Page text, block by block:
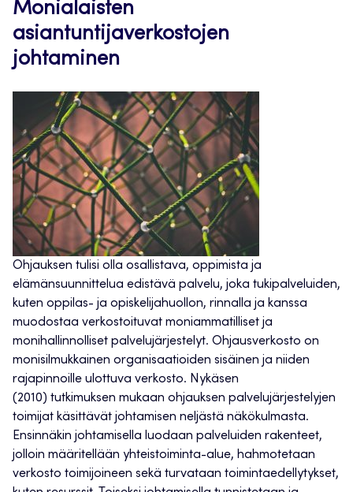
Monialaisten
asiantuntijaverkostojen
johtaminen
Ohjauksen tulisi olla osallistava, oppimista ja
elämänsuunnittelua edistävä palvelu, joka tukipalveluiden,
kuten oppilas- ja opiskelijahuollon, rinnalla ja kanssa
muodostaa verkostoituvat moniammatilliset ja
monihallinnolliset palvelujärjestelyt. Ohjausverkosto on
monisilmukkainen organisaatioiden sisäinen ja niiden
rajapinnoille ulottuva verkosto. Nykäsen
(2010) tutkimuksen mukaan ohjauksen palvelujärjestelyjen
toimijat käsittävät johtamisen neljästä näkökulmasta.
Ensinnäkin johtamisella luodaan palveluiden rakenteet,
jolloin määritellään yhteistoiminta-alue, hahmotetaan
verkosto toimijoineen sekä turvataan toimintaedellytykset,